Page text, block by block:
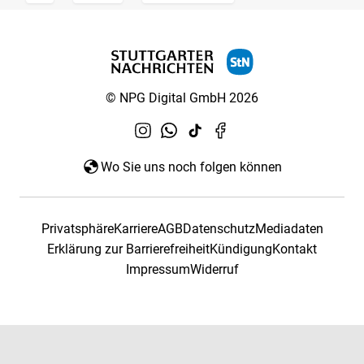
© NPG Digital GmbH 2026
Wo Sie uns noch folgen können
PrivatsphäreKarriereAGBDatenschutzMediadaten
Erklärung zur BarrierefreiheitKündigungKontakt
ImpressumWiderruf